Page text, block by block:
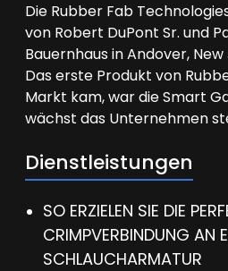
Die Rubber Fab
von Robert DuPont Sr. und
Bauernhaus in Andover,
Das erste Produkt von
Markt kam, war die Smart
wächst das Unternehmen
Dienstleistungen
SO ERZIELEN SIE DIE
CRIMPVERBINDUNG AN
SCHLAUCHARMATUR